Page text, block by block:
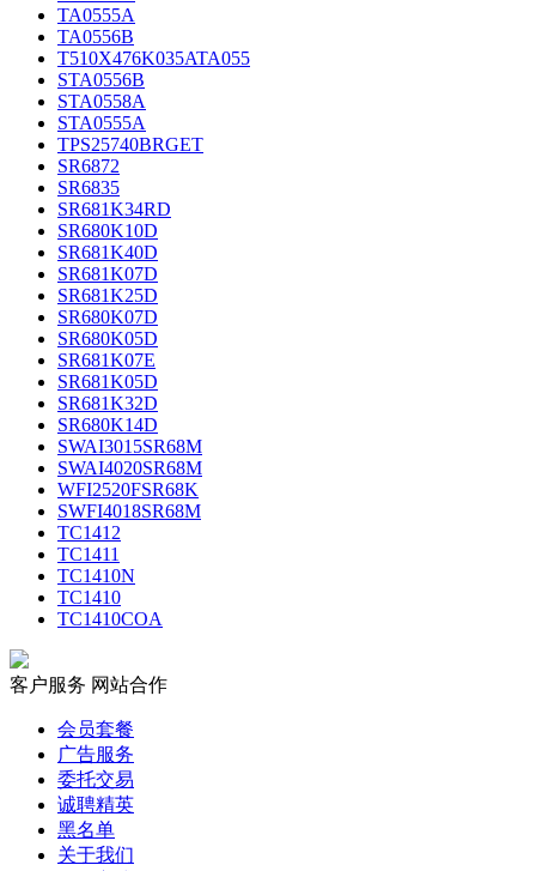
TA0555A
TA0556B
T510X476K035ATA055
STA0556B
STA0558A
STA0555A
TPS25740BRGET
SR6872
SR6835
SR681K34RD
SR680K10D
SR681K40D
SR681K07D
SR681K25D
SR680K07D
SR680K05D
SR681K07E
SR681K05D
SR681K32D
SR680K14D
SWAI3015SR68M
SWAI4020SR68M
WFI2520FSR68K
SWFI4018SR68M
TC1412
TC1411
TC1410N
TC1410
TC1410COA
客户服务 网站合作
会员套餐
广告服务
委托交易
诚聘精英
黑名单
关于我们